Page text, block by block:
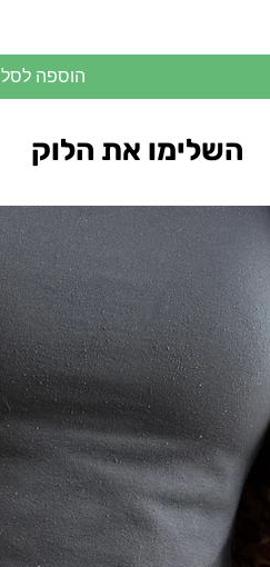
הוספה לסל
השלימו את הלוק